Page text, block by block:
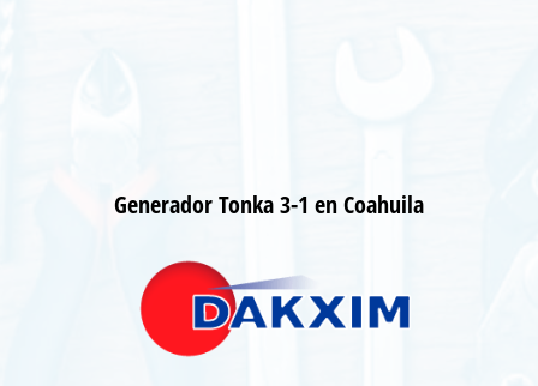
Generador Tonka 3-1 en Coahuila